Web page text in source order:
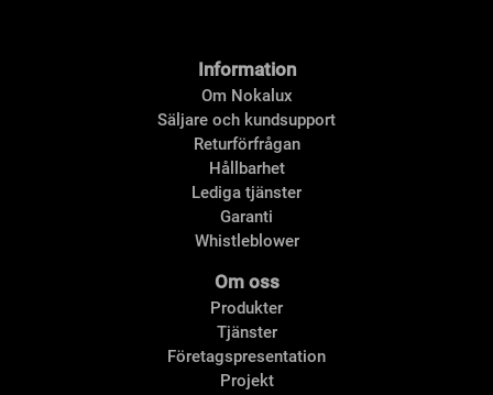
Information
Om Nokalux
Säljare och kundsupport
Returförfrågan
Hållbarhet
Lediga tjänster
Garanti
Whistleblower
Om oss
Produkter
Tjänster
Företagspresentation
Projekt